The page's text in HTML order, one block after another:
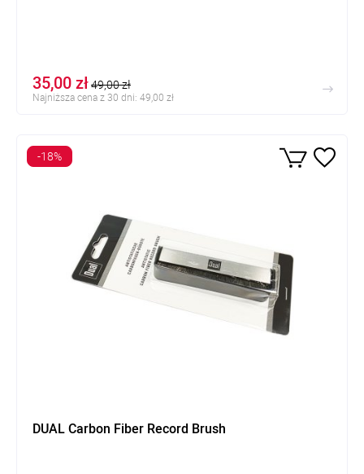
35,00 zł49,00 zł
Najniższa cena z 30 dni: 49,00 zł
DUAL Carbon Fiber Record Brush
-18%